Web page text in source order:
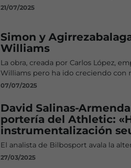
21/07/2025
Simon y
Williams
La obra, creada por Carlos López,
Williams pero ha ido creciendo
07/07/2025
David Salinas-
portería del Athletic:
instrumentalización
El analista de Bilbosport avala la
27/03/2025